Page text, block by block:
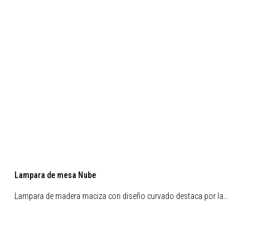
Lampara de mesa Nube
Lampara de madera maciza con diseño curvado destaca por la…